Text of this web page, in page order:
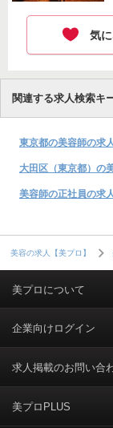
気
関連する求人検索キ
東京都の美容師の求
大田区（東京都）の
美容師の正社員の求
美容の求人【美プロ】
美プロについて
利用規約
掲載規約
個人情報保護ポリシー
企業向けログイン
求人掲載のお問い合
美プロPLUS